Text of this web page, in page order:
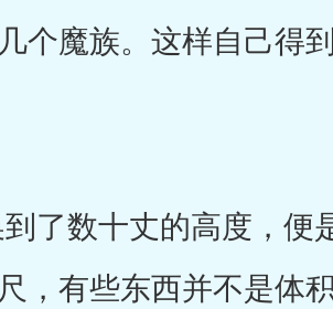
个魔族。这样自己得
数十丈的高度，便
，有些东西并不是体